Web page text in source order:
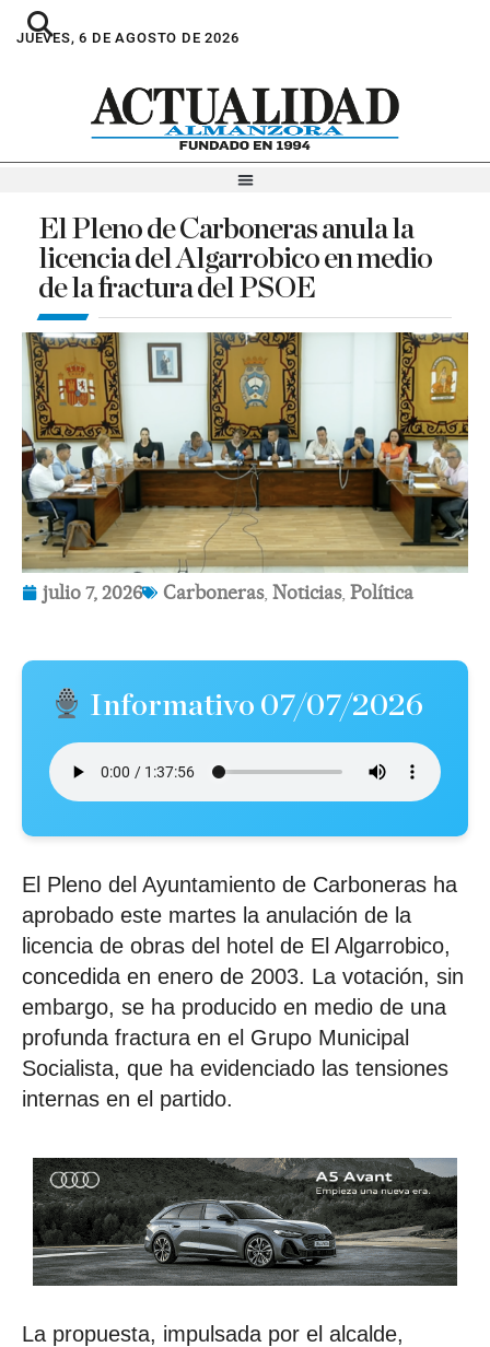
JUEVES, 6 DE AGOSTO DE 2026
El Pleno de Carboneras anula la
licencia del Algarrobico en medio
de la fractura del PSOE
julio 7, 2026 Carboneras, Noticias, Política
Informativo 07/07/2026
El Pleno del Ayuntamiento de Carboneras ha
aprobado este martes la anulación de la
licencia de obras del hotel de El Algarrobico,
concedida en enero de 2003. La votación, sin
embargo, se ha producido en medio de una
profunda fractura en el Grupo Municipal
Socialista, que ha evidenciado las tensiones
internas en el partido.
La propuesta, impulsada por el alcalde,